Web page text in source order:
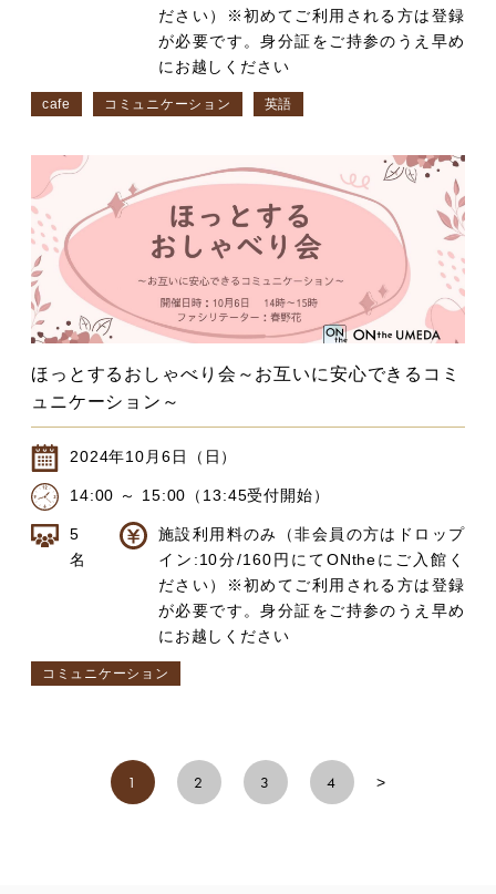
ださい）※初めてご利用される方は登録
が必要です。身分証をご持参のうえ早め
にお越しください
cafe コミュニケーション 英語
ほっとするおしゃべり会～お互いに安心できるコミ
ュニケーション～
2024年10月6日（日）
14:00 ～ 15:00（13:45受付開始）
5
名
施設利用料のみ（非会員の方はドロップ
イン:10分/160円にてONtheにご入館く
ださい）※初めてご利用される方は登録
が必要です。身分証をご持参のうえ早め
にお越しください
コミュニケーション
1 2 3 4 >